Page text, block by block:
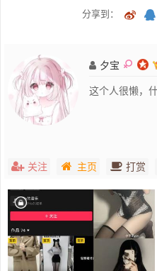
分享到：
夕宝
这个人很懒，
关注 主页 打赏